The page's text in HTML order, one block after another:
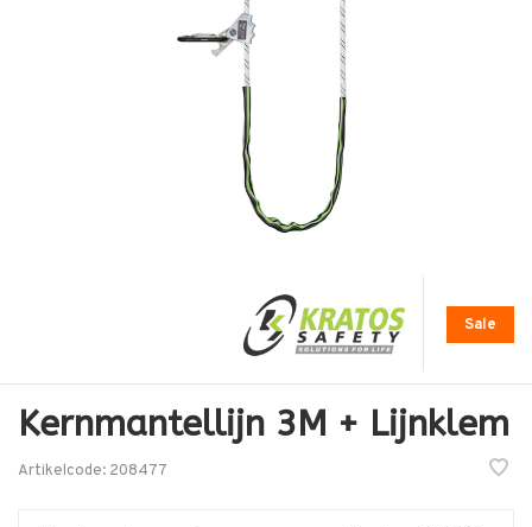
Sale
Kernmantellijn 3M + Lijnklem
Artikelcode: 208477